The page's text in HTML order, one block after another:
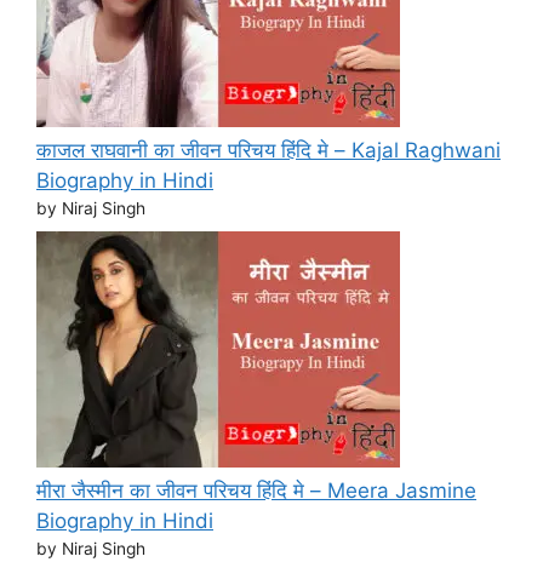
काजल राघवानी का जीवन परिचय हिंदि मे – Kajal Raghwani
Biography in Hindi
by Niraj Singh
मीरा जैस्मीन का जीवन परिचय हिंदि मे – Meera Jasmine
Biography in Hindi
by Niraj Singh